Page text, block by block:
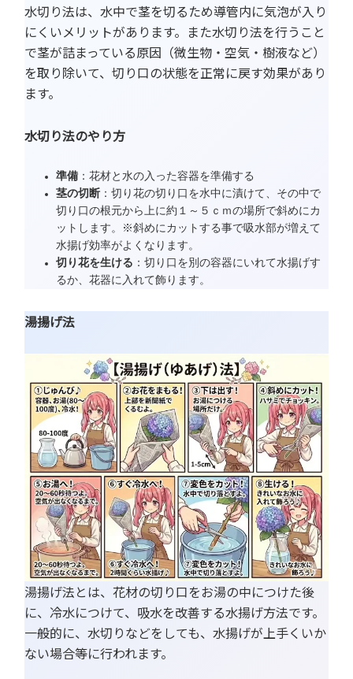
水切り法は、水中で茎を切るため導管内に気泡が入り
にくいメリットがあります。また水切り法を行うこと
で茎が詰まっている原因（微生物・空気・樹液など）
を取り除いて、切り口の状態を正常に戻す効果があり
ます。
水切り法のやり方
準備 ：花材と水の入った容器を準備する
茎の切断 ：切り花の切り口を水中に漬けて、その中で
切り口の根元から上に約１～５ｃｍの場所で斜めにカ
ットします。※斜めにカットする事で吸水部が増えて
水揚げ効率がよくなります。
切り花を生ける ：切り口を別の容器にいれて水揚げす
るか、花器に入れて飾ります。
湯揚げ法
湯揚げ法とは、花材の切り口をお湯の中につけた後
に、冷水につけて、吸水を改善する水揚げ方法です。
一般的に、水切りなどをしても、水揚げが上手くいか
ない場合等に行われます。